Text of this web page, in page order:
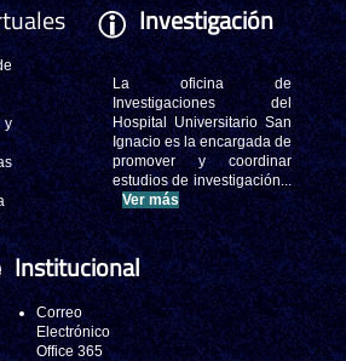
Investigación
La oficina de
Investigaciones del
Hospital Universitario San
Ignacio es la encargada de
promover y coordinar
estudios de investigación...
Ver más
Institucional
Correo
Electrónico
Office 365